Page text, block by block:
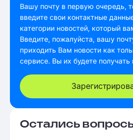
Вашу почту в первую очередь,
введите свои контактные
категории новостей, который
Введите, пожалуйста, вашу
приходить Вам новости как
сервисе. Вы их будете
Остались